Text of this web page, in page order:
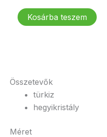
8
000 Ft.
Türkiz-
hegyikristály
Kosárba teszem
Összetevők
türkiz
hegyikristály
Méret